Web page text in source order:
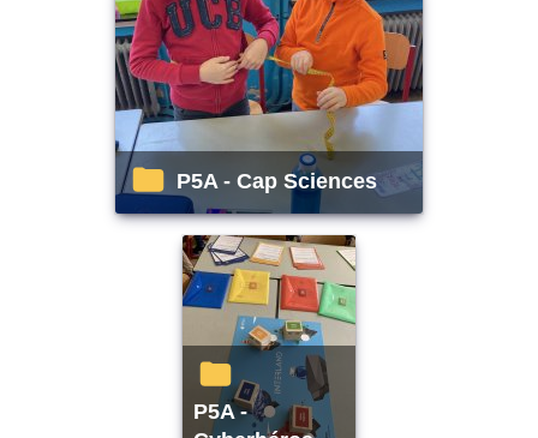
P5A - Cap Sciences
P5A -